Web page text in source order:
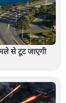
से टूट जाएगी